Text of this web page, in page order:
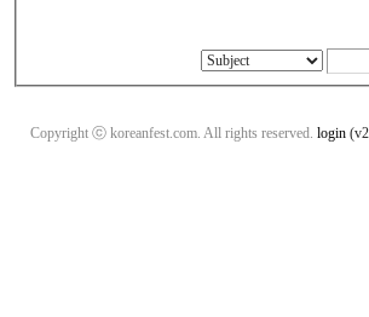
Copyright ⓒ koreanfest.com. All rights reserved. login